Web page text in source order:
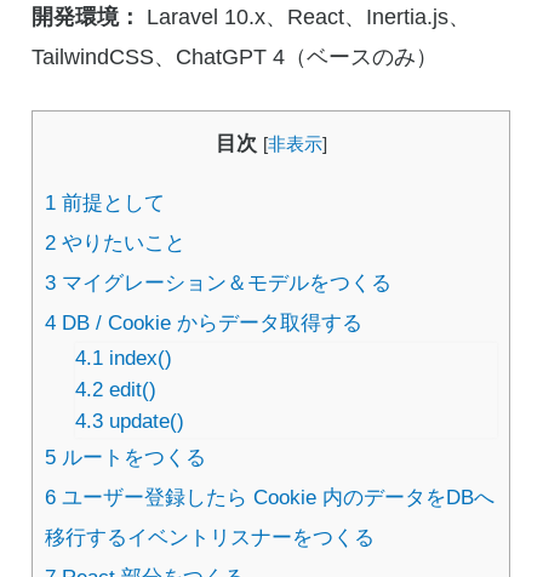
開発環境：
Laravel 10.x、React、Inertia.js、
TailwindCSS、ChatGPT 4（ベースのみ）
目次 [非表示]
1 前提として
2 やりたいこと
3 マイグレーション＆モデルをつくる
4 DB / Cookie からデータ取得する
4.1 index()
4.2 edit()
4.3 update()
5 ルートをつくる
6 ユーザー登録したら Cookie 内のデータをDBへ
移行するイベントリスナーをつくる